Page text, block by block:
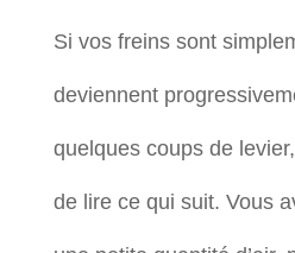
Si vos freins sont
deviennent
quelques coups de
de lire ce qui suit. Vous